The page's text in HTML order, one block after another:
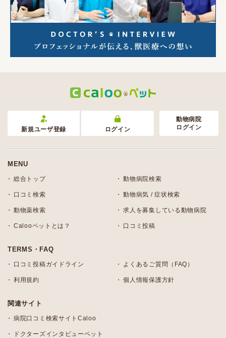
新規ユーザ登録 ログイン
動物病院
ログイン
MENU
総合トップ 動物病院検索
口コミ検索 動物病気 / 症状検索
動物薬検索 求人を募集している動物病院
Calooペットとは？ 口コミ投稿
TERMS・FAQ
口コミ投稿ガイドライン よくあるご質問（FAQ）
利用規約 個人情報保護方針
関連サイト
病院口コミ検索サイトCaloo
ドクターズインタビューペット